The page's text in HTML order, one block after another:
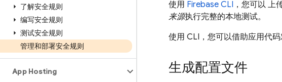
了解安全规则
编写安全规则
测试安全规则
管理和部署安全规则
App Hosting
使用 Firebase CLI ，您可以 上
来源执行完整的本地测试。
使用 CLI，您可以借助应用代
生成配置文件